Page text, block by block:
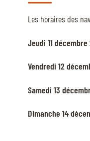
Les horaires des
Jeudi 11 décembre
Vendredi 12
Samedi 13
Dimanche 14